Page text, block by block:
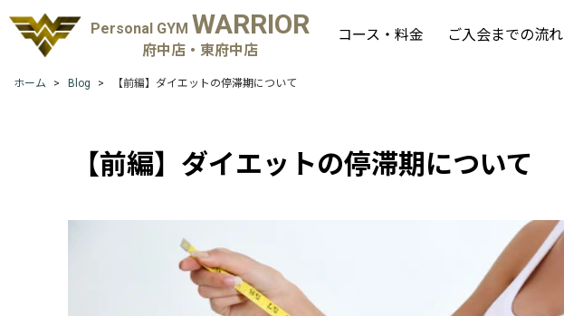
Personal GYM WARRIOR
府中店・東府中店
コース・料金 ご入会までの流れ
ホーム Blog 【前編】ダイエットの停滞期について
【前編】ダイエットの停滞期について